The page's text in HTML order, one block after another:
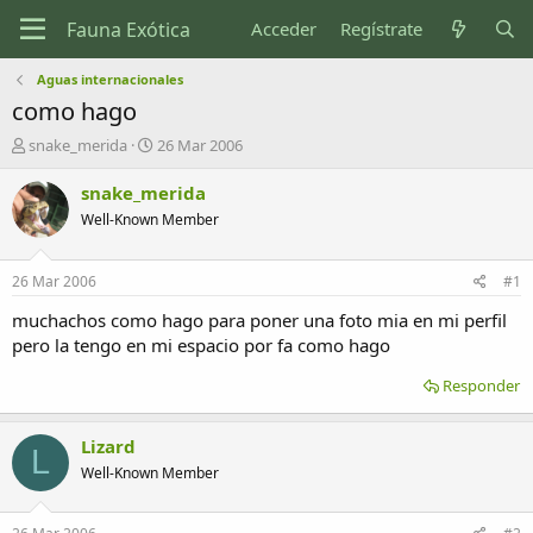
Acceder Regístrate
Aguas internacionales
como hago
I
i
c
i
d
o
r
e
m
snake_merida
F
c
a
n
c
26 Mar 2006
snake_merida
Well-Known Member
26 Mar 2006 #1
muchachos como hago para poner una foto mia en mi perfil
pero la tengo en mi espacio por fa como hago
Responder
L Lizard
Well-Known Member